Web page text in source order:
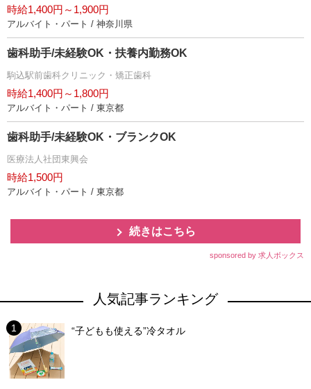
時給1,400円～1,900円
アルバイト・パート / 神奈川県
歯科助手/未経験OK・扶養内勤務OK
駒込駅前歯科クリニック・矯正歯科
時給1,400円～1,800円
アルバイト・パート / 東京都
歯科助手/未経験OK・ブランクOK
医療法人社団東興会
時給1,500円
アルバイト・パート / 東京都
続きはこちら
sponsored by 求人ボックス
人気記事ランキング
“子どもも使える”冷タオル